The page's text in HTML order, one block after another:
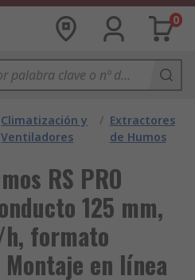
0
Climatización y
Ventiladores
/ Extractores
de Humos
RS PRO
125 mm,
formato
en línea